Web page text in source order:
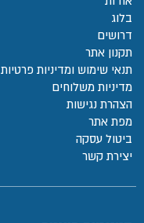
בלוג
דרושים
תקנון אתר
תנאי שימוש ומדיניות פרטיות
מדיניות משלוחים
הצהרת נגישות
מפת אתר
ביטול עסקה
יצירת קשר